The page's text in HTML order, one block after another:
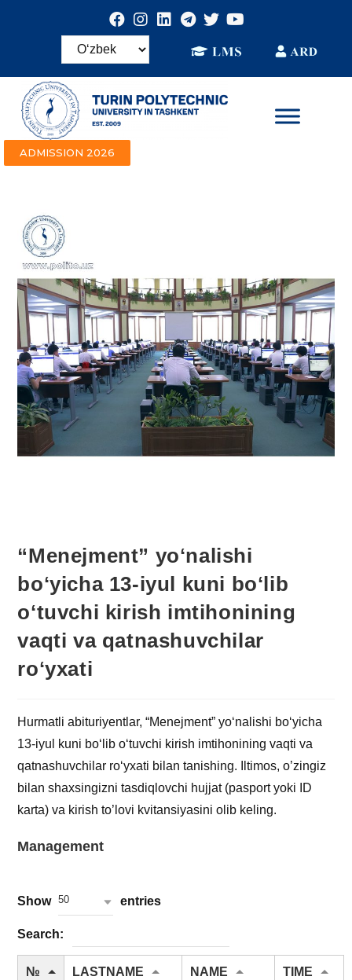
ADMISSION 2026
“Menejment” yoʻnalishi
boʻyicha 13-iyul kuni boʻlib
oʻtuvchi kirish imtihonining
vaqti va qatnashuvchilar
roʻyxati
Hurmatli abituriyentlar, “Menejment” yoʻnalishi boʻyicha
13-iyul kuni boʻlib oʻtuvchi kirish imtihonining vaqti va
qatnashuvchilar roʻyxati bilan tanishing. Iltimos, o’zingiz
bilan shaxsingizni tasdiqlovchi hujjat (pasport yoki ID
karta) va kirish to’lovi kvitansiyasini olib keling.
Management
Show 50 entries
Search:
№ LASTNAME NAME TIME